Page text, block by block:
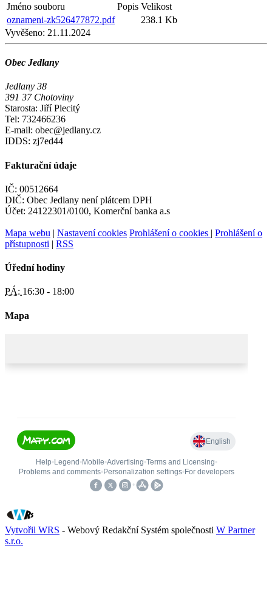
Jméno souboru
Popis Velikost
oznameni-zk526477872.pdf
238.1 Kb
Vyvěšeno: 21.11.2024
Obec Jedlany
Jedlany 38
391 37 Chotoviny
Starosta: Jiří Plecitý
Tel: 732466236
E-mail: obec@jedlany.cz
IDDS: zj7ed44
Fakturační údaje
IČ: 00512664
DIČ: Obec Jedlany není plátcem DPH
Účet: 24122301/0100, Komerční banka a.s
Mapa webu | Nastavení cookies Prohlášení o cookies | Prohlášení o
přístupnosti | RSS
Úřední hodiny
PÁ: 16:30 - 18:00
Mapa
Vytvořil WRS - Webový Redakční Systém společnosti W Partner
s.r.o.